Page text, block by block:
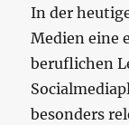
In der
Medien eine
beruflichen
besonders